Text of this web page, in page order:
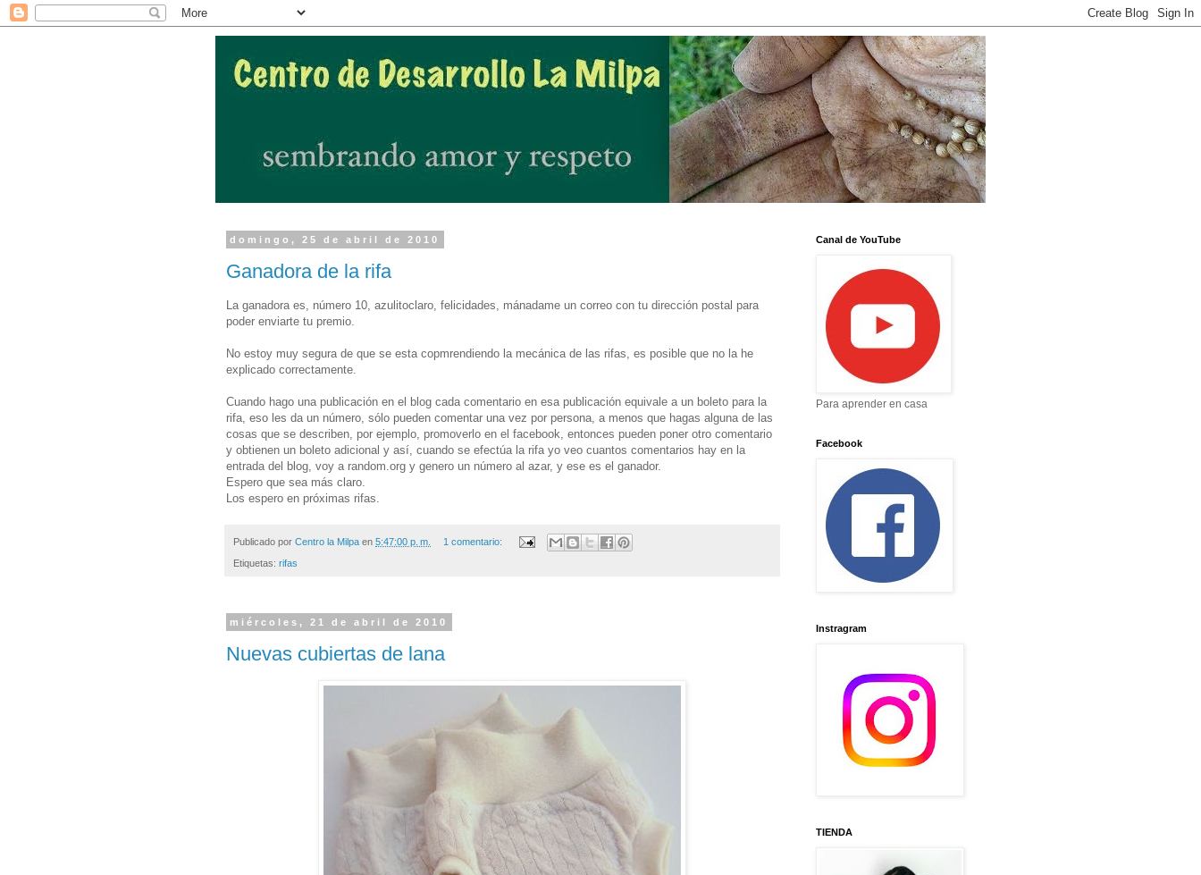
domingo, 25 de abril de 2010
Ganadora de la rifa
La ganadora es, número 10, azulitoclaro, felicidades, mánadame un correo con tu dirección postal para
poder enviarte tu premio.
No estoy muy segura de que se esta copmrendiendo la mecánica de las rifas, es posible que no la he
explicado correctamente.
Cuando hago una publicación en el blog cada comentario en esa publicación equivale a un boleto para la
rifa, eso les da un número, sólo pueden comentar una vez por persona, a menos que hagas alguna de las
cosas que se describen, por ejemplo, promoverlo en el facebook, entonces pueden poner otro comentario
y obtienen un boleto adicional y así, cuando se efectúa la rifa yo veo cuantos comentarios hay en la
entrada del blog, voy a random.org y genero un número al azar, y ese es el ganador.
Espero que sea más claro.
Los espero en próximas rifas.
Publicado por Centro la Milpa en 5:47:00 p. m. 1 comentario:
Etiquetas: rifas
miércoles, 21 de abril de 2010
Nuevas cubiertas de lana
Canal de YouTube
Para aprender en casa
Facebook
Instragram
TIENDA